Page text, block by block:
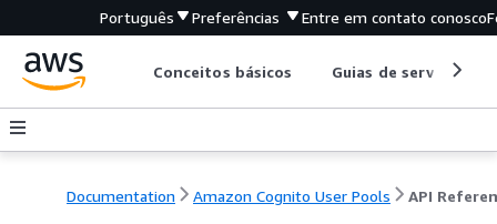
Português Preferências Entre em contato conosco
Conceitos básicos Guias de serviço
Documentation Amazon Cognito User Pools API